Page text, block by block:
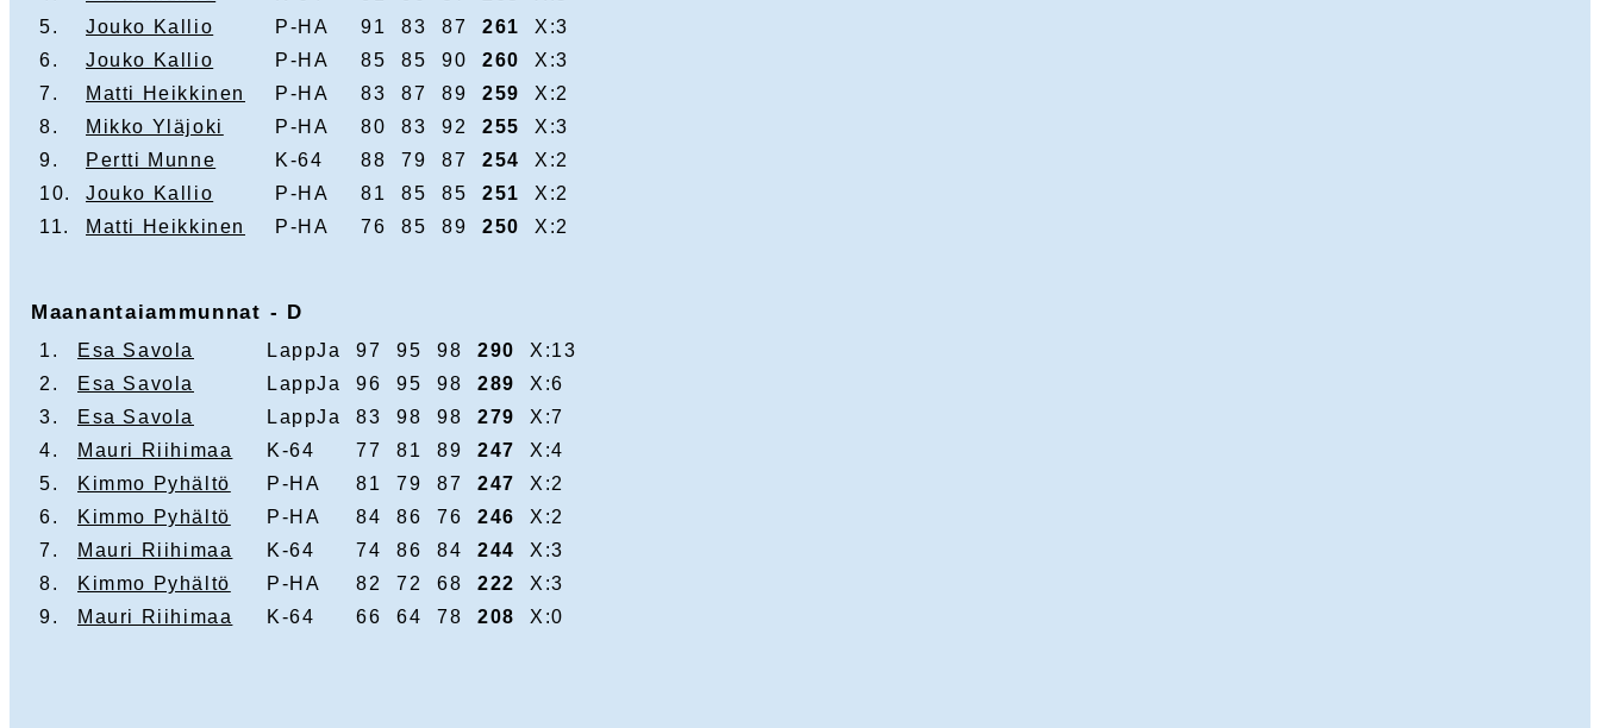
5.
Jouko Kallio P-HA 91 83 87 261
X:3
6.
Jouko Kallio P-HA 85 85 90 260
X:3
7.
Matti Heikkinen P-HA 83 87 89 259
X:2
8.
Mikko Yläjoki P-HA 80 83 92 255
X:3
9.
Pertti Munne K-64 88 79 87 254
X:2
10.
Jouko Kallio P-HA 81 85 85 251
X:2
11.
Matti Heikkinen P-HA 76 85 89 250 X:2
Maanantaiammunnat - D
1. Esa Savola LappJa 97 95 98 290
X:13
2.
Esa Savola LappJa 96 95 98 289
X:6
3.
Esa Savola LappJa 83 98 98 279
X:7
4.
Mauri Riihimaa K-64 77 81 89 247
X:4
5.
Kimmo Pyhältö P-HA 81 79 87 247
X:2
6.
Kimmo Pyhältö P-HA 84 86 76 246
X:2
7.
Mauri Riihimaa K-64 74 86 84 244
X:3
8.
Kimmo Pyhältö P-HA 82 72 68 222
X:3
9.
Mauri Riihimaa K-64 66 64 78 208 X:0